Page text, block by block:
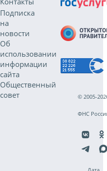
Подписка
на
новости
Об
использовании
информации
сайта
Общественный
совет
© 2005-
ФНС